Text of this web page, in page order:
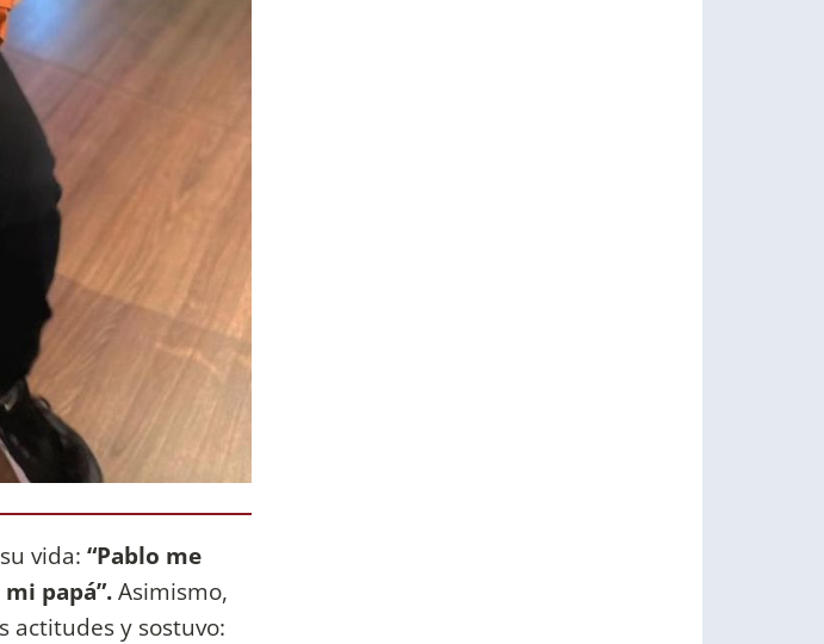
vida: “Pablo me
papá”.Asimismo,
actitudes y sostuvo: